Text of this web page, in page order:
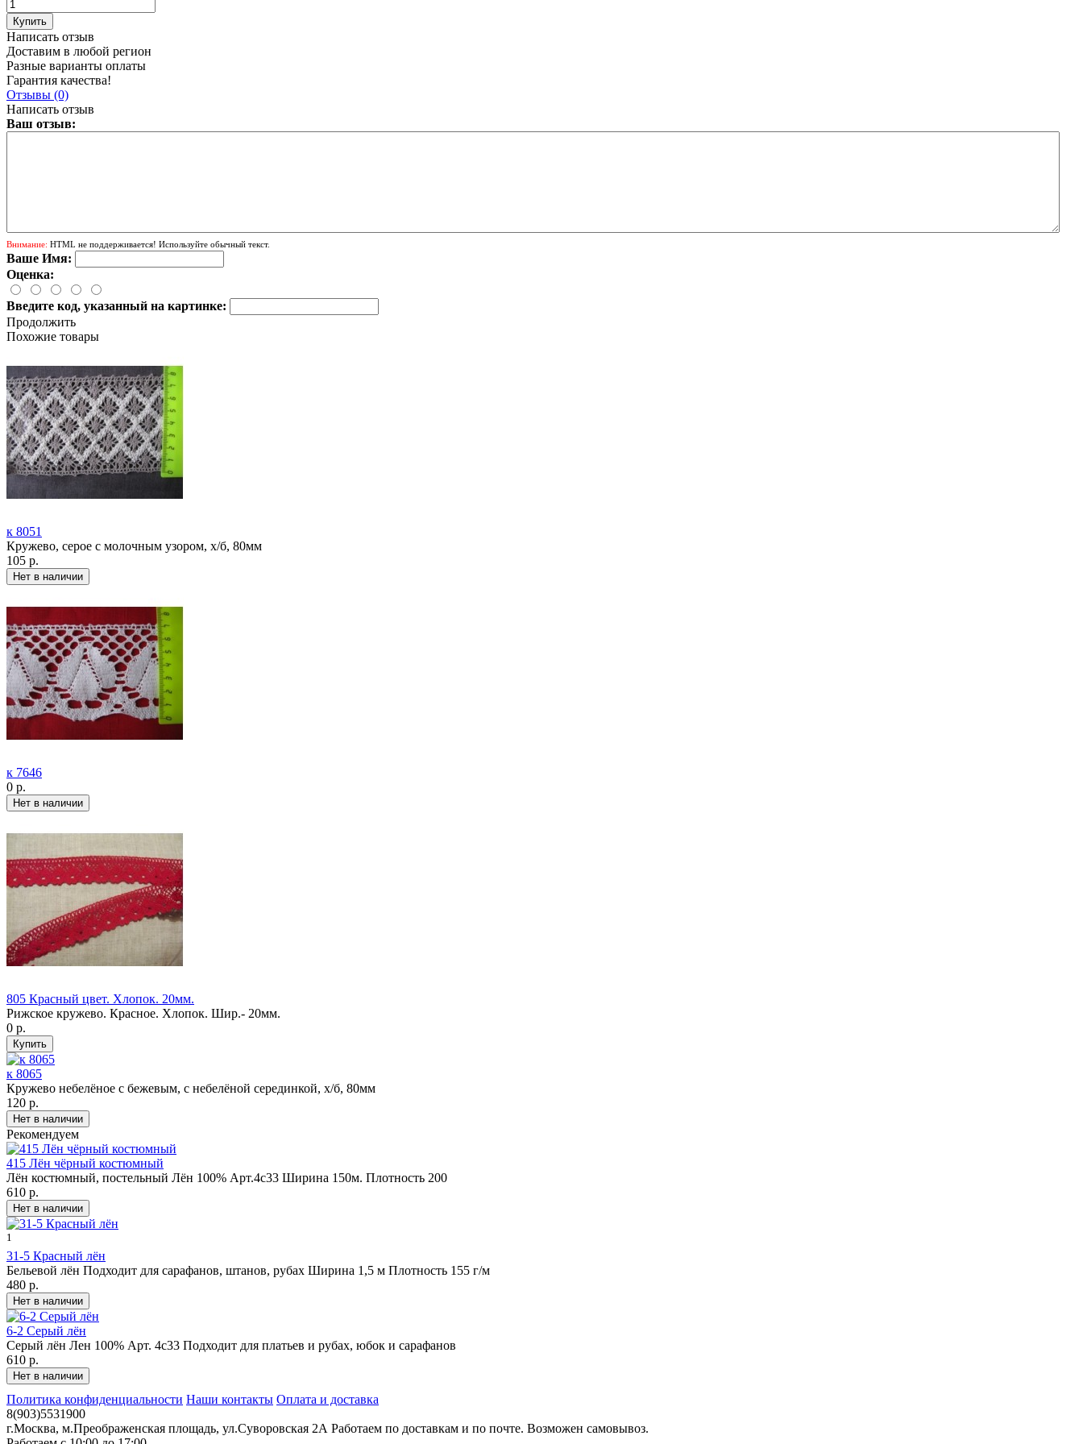
Написать отзыв
Доставим в любой регион
Разные варианты оплаты
Гарантия качества!
Отзывы (0)
Написать отзыв
Ваш отзыв:
Внимание: HTML не поддерживается! Используйте обычный текст.
Ваше Имя:
Оценка:
Введите код, указанный на картинке:
Продолжить
Похожие товары
к 8051
Кружево, серое с молочным узором, х/б, 80мм
105 р.
к 7646
0 р.
805 Красный цвет. Хлопок. 20мм.
Рижское кружево. Красное. Хлопок. Шир.- 20мм.
0 р.
к 8065
Кружево небелёное с бежевым, с небелёной серединкой, х/б, 80мм
120 р.
Рекомендуем
415 Лён чёрный костюмный
Лён костюмный, постельный Лён 100% Арт.4с33 Ширина 150м. Плотность 200
610 р.
1
31-5 Красный лён
Бельевой лён Подходит для сарафанов, штанов, рубах Ширина 1,5 м Плотность 155 г/м
480 р.
6-2 Серый лён
Серый лён Лен 100% Арт. 4с33 Подходит для платьев и рубах, юбок и сарафанов
610 р.
Политика конфиденциальности Наши контакты Оплата и доставка
8(903)5531900
г.Москва, м.Преображенская площадь, ул.Суворовская 2А Работаем по доставкам и по почте. Возможен самовывоз.